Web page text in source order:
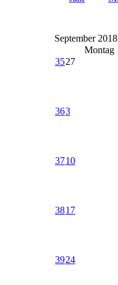
September 2018
Montag
3527
363
3710
3817
3924